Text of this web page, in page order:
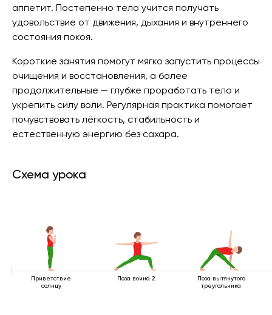
аппетит. Постепенно тело учится получать
удовольствие от движения, дыхания и внутреннего
состояния покоя.
Короткие занятия помогут мягко запустить процессы
очищения и восстановления, а более
продолжительные — глубже проработать тело и
укрепить силу воли. Регулярная практика помогает
почувствовать лёгкость, стабильность и
естественную энергию без сахара.
Схема урока
Приветствие
солнцу
Поза воина 2
Поза вытянутого
треугольника